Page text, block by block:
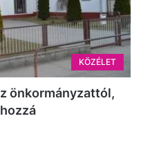
KÖZÉLET
önkormányzattól,